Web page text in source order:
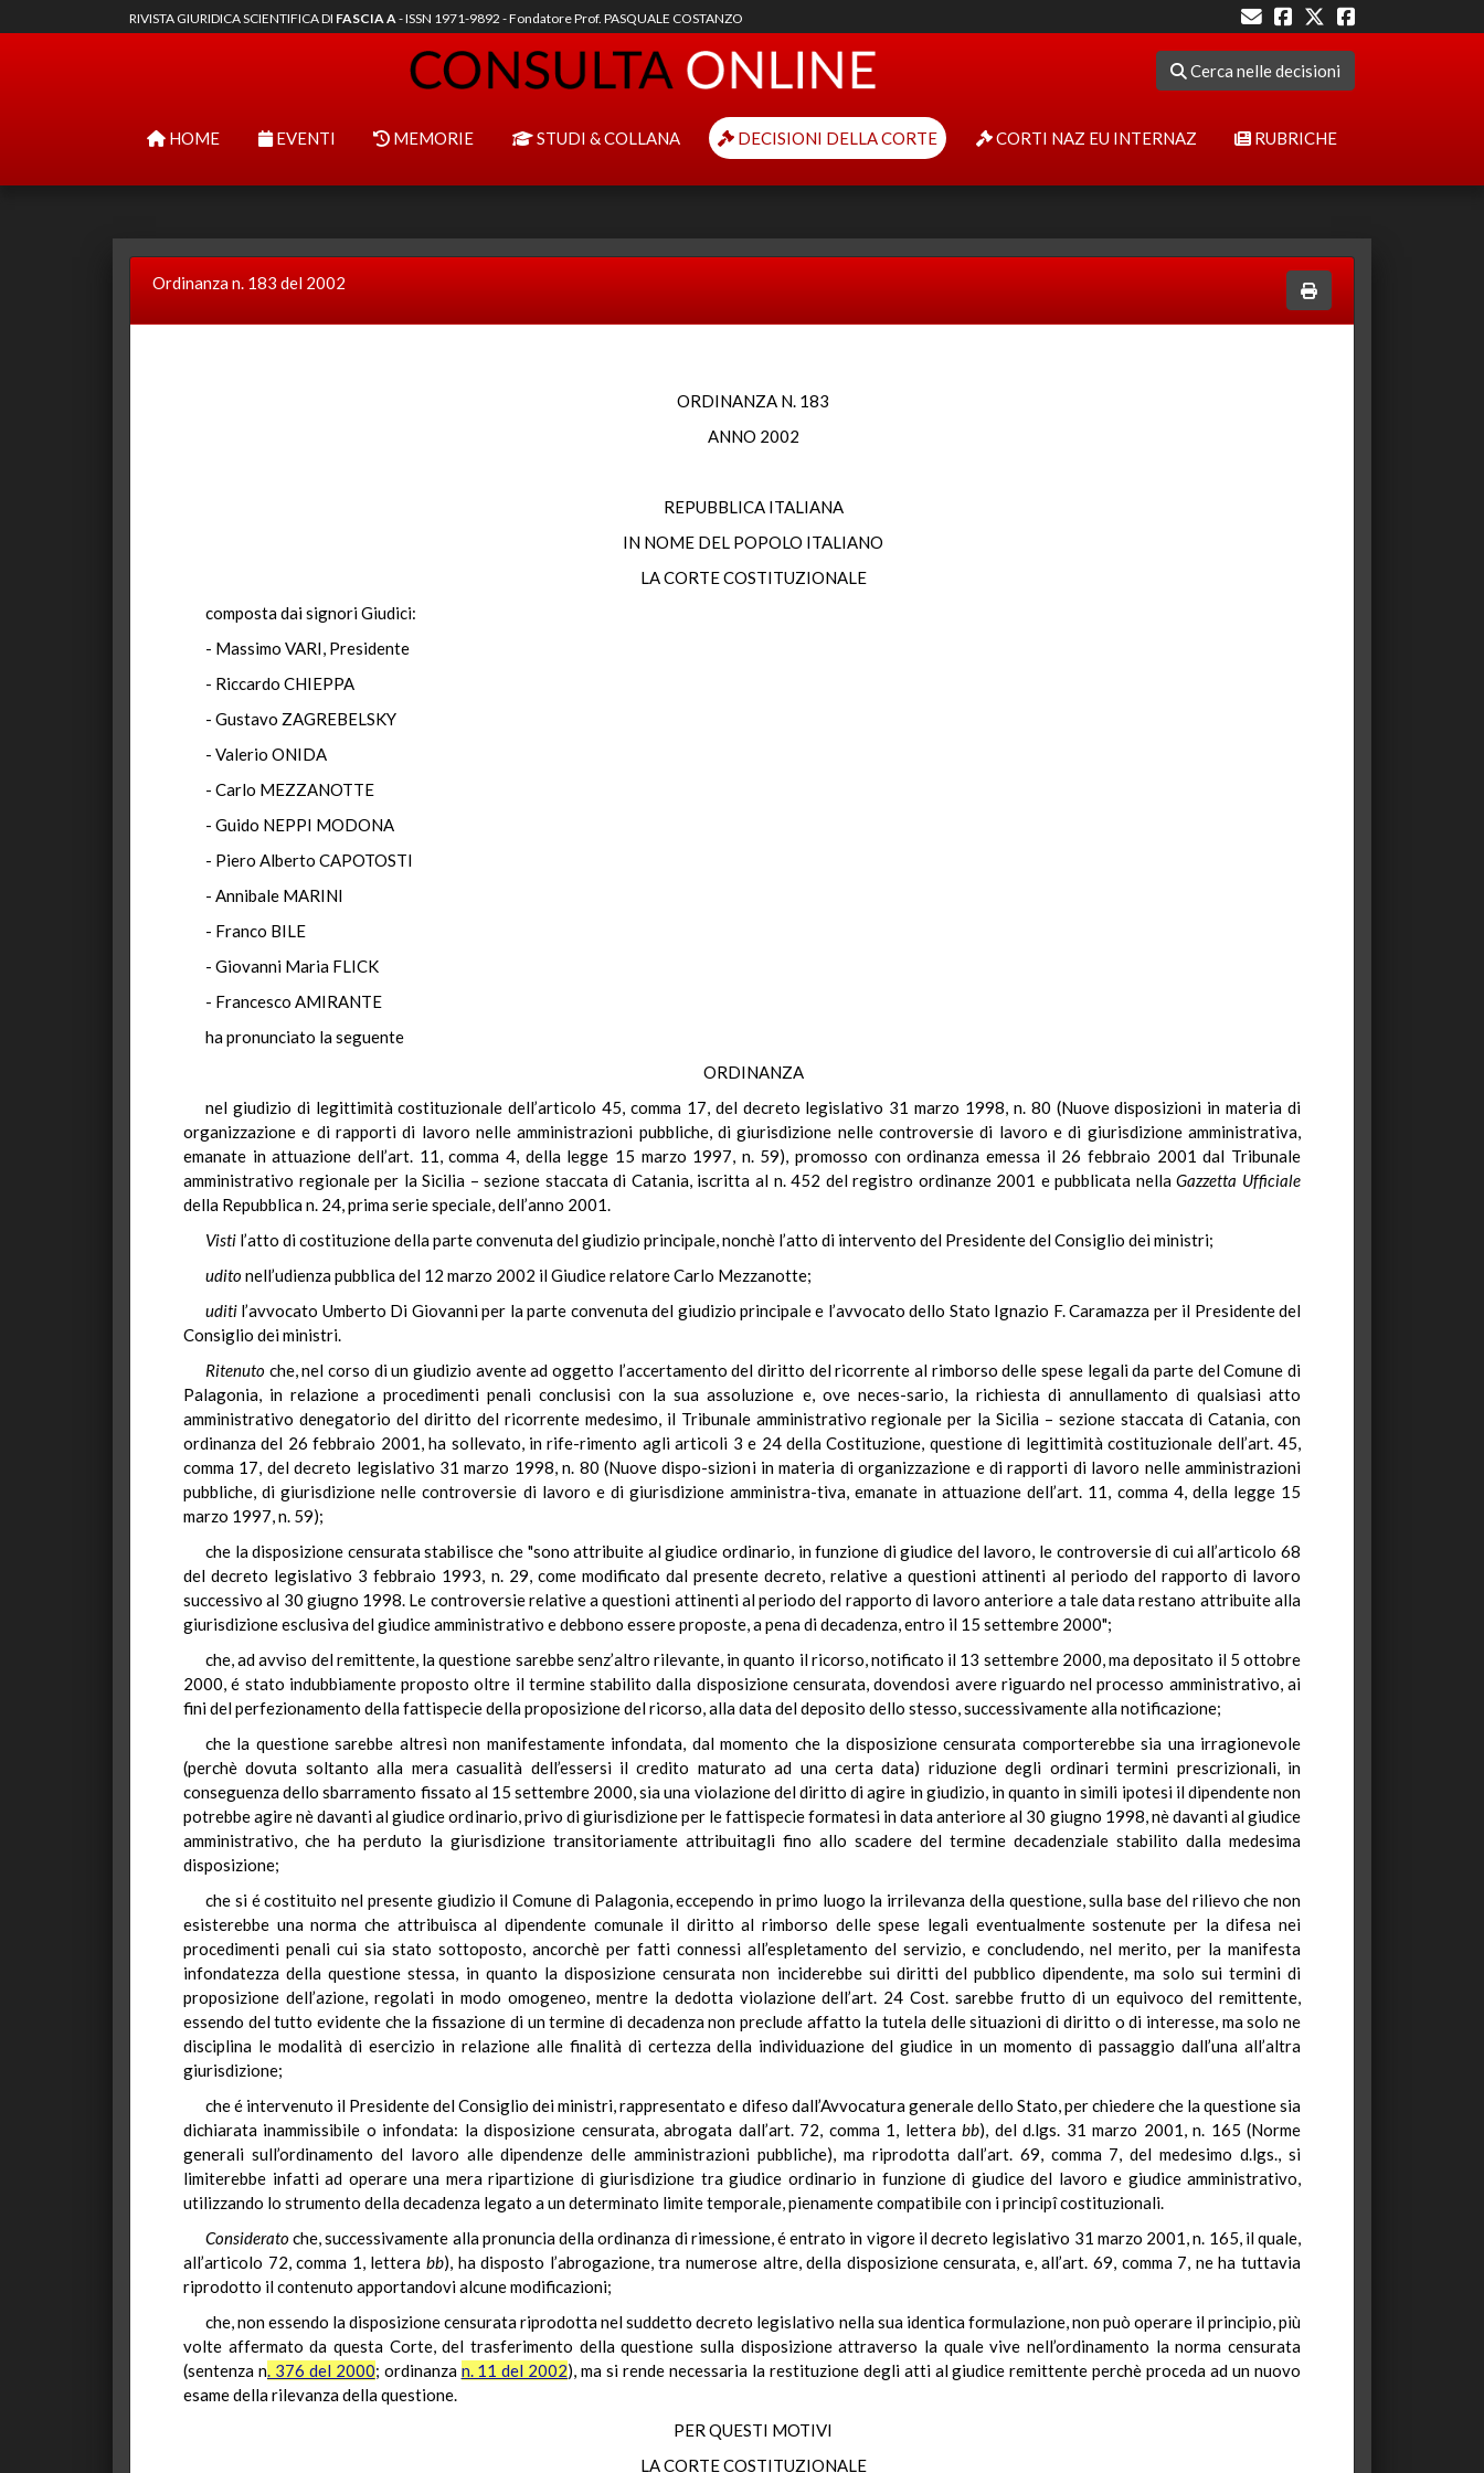
RIVISTA GIURIDICA SCIENTIFICA DI FASCIA A- ISSN 1971-9892 - Fondatore Prof. PASQUALE COSTANZO
Cerca nelle decisioni
HOME EVENTI MEMORIE STUDI & COLLANA DECISIONI DELLA CORTE CORTI NAZ EU INTERNAZ RUBRICHE
Ordinanza n. 183 del 2002
ORDINANZA N. 183
ANNO 2002
REPUBBLICA ITALIANA
IN NOME DEL POPOLO ITALIANO
LA CORTE COSTITUZIONALE
composta dai signori Giudici:
- Massimo VARI, Presidente
- Riccardo CHIEPPA
- Gustavo ZAGREBELSKY
- Valerio ONIDA
- Carlo MEZZANOTTE
- Guido NEPPI MODONA
- Piero Alberto CAPOTOSTI
- Annibale MARINI
- Franco BILE
- Giovanni Maria FLICK
- Francesco AMIRANTE
ha pronunciato la seguente
ORDINANZA
nel giudizio di legittimità costituzionale dell’articolo 45, comma 17, del decreto legislativo 31 marzo 1998, n. 80 (Nuove disposizioni in materia di
organizzazione e di rapporti di lavoro nelle amministrazioni pubbliche, di giurisdizione nelle controversie di lavoro e di giurisdizione amministrativa,
emanate in attuazione dell’art. 11, comma 4, della legge 15 marzo 1997, n. 59), promosso con ordinanza emessa il 26 febbraio 2001 dal Tribunale
amministrativo regionale per la Sicilia – sezione staccata di Catania, iscritta al n. 452 del registro ordinanze 2001 e pubblicata nellaGazzetta Ufficiale
della Repubblica n. 24, prima serie speciale, dell’anno 2001.
Visti l’atto di costituzione della parte convenuta del giudizio principale, nonchè l’atto di intervento del Presidente del Consiglio dei ministri;
uditonell’udienza pubblica del 12 marzo 2002 il Giudice relatore Carlo Mezzanotte;
uditi l’avvocato Umberto Di Giovanni per la parte convenuta del giudizio principale e l’avvocato dello Stato Ignazio F. Caramazza per il Presidente del
Consiglio dei ministri.
Ritenuto che, nel corso di un giudizio avente ad oggetto l’accertamento del diritto del ricorrente al rimborso delle spese legali da parte del Comune di
Palagonia, in relazione a procedimenti penali conclusisi con la sua assoluzione e, ove neces-sario, la richiesta di annullamento di qualsiasi atto
amministrativo denegatorio del diritto del ricorrente medesimo, il Tribunale amministrativo regionale per la Sicilia – sezione staccata di Catania, con
ordinanza del 26 febbraio 2001, ha sollevato, in rife-rimento agli articoli 3 e 24 della Costituzione, questione di legittimità costituzionale dell’art. 45,
comma 17, del decreto legislativo 31 marzo 1998, n. 80 (Nuove dispo-sizioni in materia di organizzazione e di rapporti di lavoro nelle amministrazioni
pubbliche, di giurisdizione nelle controversie di lavoro e di giurisdizione amministra-tiva, emanate in attuazione dell’art. 11, comma 4, della legge 15
marzo 1997, n. 59);
che la disposizione censurata stabilisce che "sono attribuite al giudice ordinario, in funzione di giudice del lavoro, le controversie di cui all’articolo 68
del decreto legislativo 3 febbraio 1993, n. 29, come modificato dal presente decreto, relative a questioni attinenti al periodo del rapporto di lavoro
successivo al 30 giugno 1998. Le controversie relative a questioni attinenti al periodo del rapporto di lavoro anteriore a tale data restano attribuite alla
giurisdizione esclusiva del giudice amministrativo e debbono essere proposte, a pena di decadenza, entro il 15 settembre 2000";
che, ad avviso del remittente, la questione sarebbe senz’altro rilevante, in quanto il ricorso, notificato il 13 settembre 2000, ma depositato il 5 ottobre
2000, é stato indubbiamente proposto oltre il termine stabilito dalla disposizione censurata, dovendosi avere riguardo nel processo amministrativo, ai
fini del perfezionamento della fattispecie della proposizione del ricorso, alla data del deposito dello stesso, successivamente alla notificazione;
che la questione sarebbe altresì non manifestamente infondata, dal momento che la disposizione censurata comporterebbe sia una irragionevole
(perchè dovuta soltanto alla mera casualità dell’essersi il credito maturato ad una certa data) riduzione degli ordinari termini prescrizionali, in
conseguenza dello sbarramento fissato al 15 settembre 2000, sia una violazione del diritto di agire in giudizio, in quanto in simili ipotesi il dipendente non
potrebbe agire nè davanti al giudice ordinario, privo di giurisdizione per le fattispecie formatesi in data anteriore al 30 giugno 1998, nè davanti al giudice
amministrativo, che ha perduto la giurisdizione transitoriamente attribuitagli fino allo scadere del termine decadenziale stabilito dalla medesima
disposizione;
che si é costituito nel presente giudizio il Comune di Palagonia, eccependo in primo luogo la irrilevanza della questione, sulla base del rilievo che non
esisterebbe una norma che attribuisca al dipendente comunale il diritto al rimborso delle spese legali eventualmente sostenute per la difesa nei
procedimenti penali cui sia stato sottoposto, ancorchè per fatti connessi all’espletamento del servizio, e concludendo, nel merito, per la manifesta
infondatezza della questione stessa, in quanto la disposizione censurata non inciderebbe sui diritti del pubblico dipendente, ma solo sui termini di
proposizione dell’azione, regolati in modo omogeneo, mentre la dedotta violazione dell’art. 24 Cost. sarebbe frutto di un equivoco del remittente,
essendo del tutto evidente che la fissazione di un termine di decadenza non preclude affatto la tutela delle situazioni di diritto o di interesse, ma solo ne
disciplina le modalità di esercizio in relazione alle finalità di certezza della individuazione del giudice in un momento di passaggio dall’una all’altra
giurisdizione;
che é intervenuto il Presidente del Consiglio dei ministri, rappresentato e difeso dall’Avvocatura generale dello Stato, per chiedere che la questione sia
dichiarata inammissibile o infondata: la disposizione censurata, abrogata dall’art. 72, comma 1, letterabb), del d.lgs. 31 marzo 2001, n. 165 (Norme
generali sull’ordinamento del lavoro alle dipendenze delle amministrazioni pubbliche), ma riprodotta dall’art. 69, comma 7, del medesimo d.lgs., si
limiterebbe infatti ad operare una mera ripartizione di giurisdizione tra giudice ordinario in funzione di giudice del lavoro e giudice amministrativo,
utilizzando lo strumento della decadenza legato a un determinato limite temporale, pienamente compatibile con i principî costituzionali.
Consideratoche, successivamente alla pronuncia della ordinanza di rimessione, é entrato in vigore il decreto legislativo 31 marzo 2001, n. 165, il quale,
all’articolo 72, comma 1, lettera bb), ha disposto l’abrogazione, tra numerose altre, della disposizione censurata, e, all’art. 69, comma 7, ne ha tuttavia
riprodotto il contenuto apportandovi alcune modificazioni;
che, non essendo la disposizione censurata riprodotta nel suddetto decreto legislativo nella sua identica formulazione, non può operare il principio, più
volte affermato da questa Corte, del trasferimento della questione sulla disposizione attraverso la quale vive nell’ordinamento la norma censurata
(sentenza n. 376 del 2000; ordinanza n. 11 del 2002), ma si rende necessaria la restituzione degli atti al giudice remittente perchè proceda ad un nuovo
esame della rilevanza della questione.
PER QUESTI MOTIVI
LA CORTE COSTITUZIONALE